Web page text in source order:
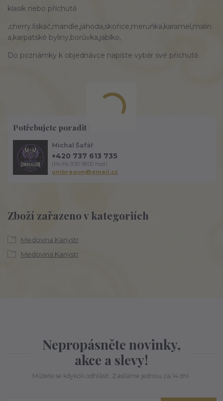
klasik nebo příchutě
,cherry.lískáč,mandle,jahoda,skořice,meruňka,karamel,malin
a,karpatské byliny,borůvka,jablko,
Do poznámky k objednávce napište vyběr své příchutě.
Zboží zařazeno v kategoriích
Medovina Kanystr
Medovina Kanystr
Potřebujete poradit?
Michal Šafář
+420 737 613 735
(Po-Pá 9:30-18:00 hod.)
umbragon@email.cz
Nepropásněte novinky,
akce a slevy!
Můžete se kdykoli odhlásit. Zasíláme jednou za 14 dní.